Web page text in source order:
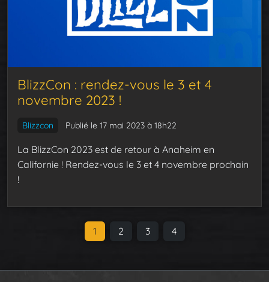
BlizzCon : rendez-vous le 3 et 4
novembre 2023 !
Blizzcon Publié le 17 mai 2023 à 18h22
La BlizzCon 2023 est de retour à Anaheim en
Californie ! Rendez-vous le 3 et 4 novembre prochain
!
e
C
1
P
2
P
3
P
4